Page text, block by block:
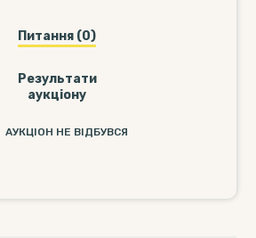
Питання (0)
Результати
аукціону
АУКЦІОН НЕ ВІДБУВСЯ